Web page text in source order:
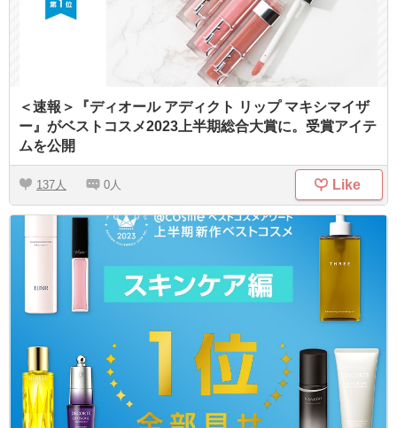
＜速報＞『ディオール アディクト リップ マキシマイザ
ー』がベストコスメ2023上半期総合大賞に。受賞アイテ
ムを公開
137 0 Like